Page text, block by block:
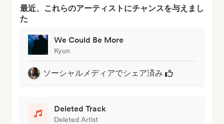
最近、これらのアーティストにチャンスを与えまし
た
We Could Be More
Kyun
ソーシャルメディアでシェア済み
Deleted Track
Deleted Artist